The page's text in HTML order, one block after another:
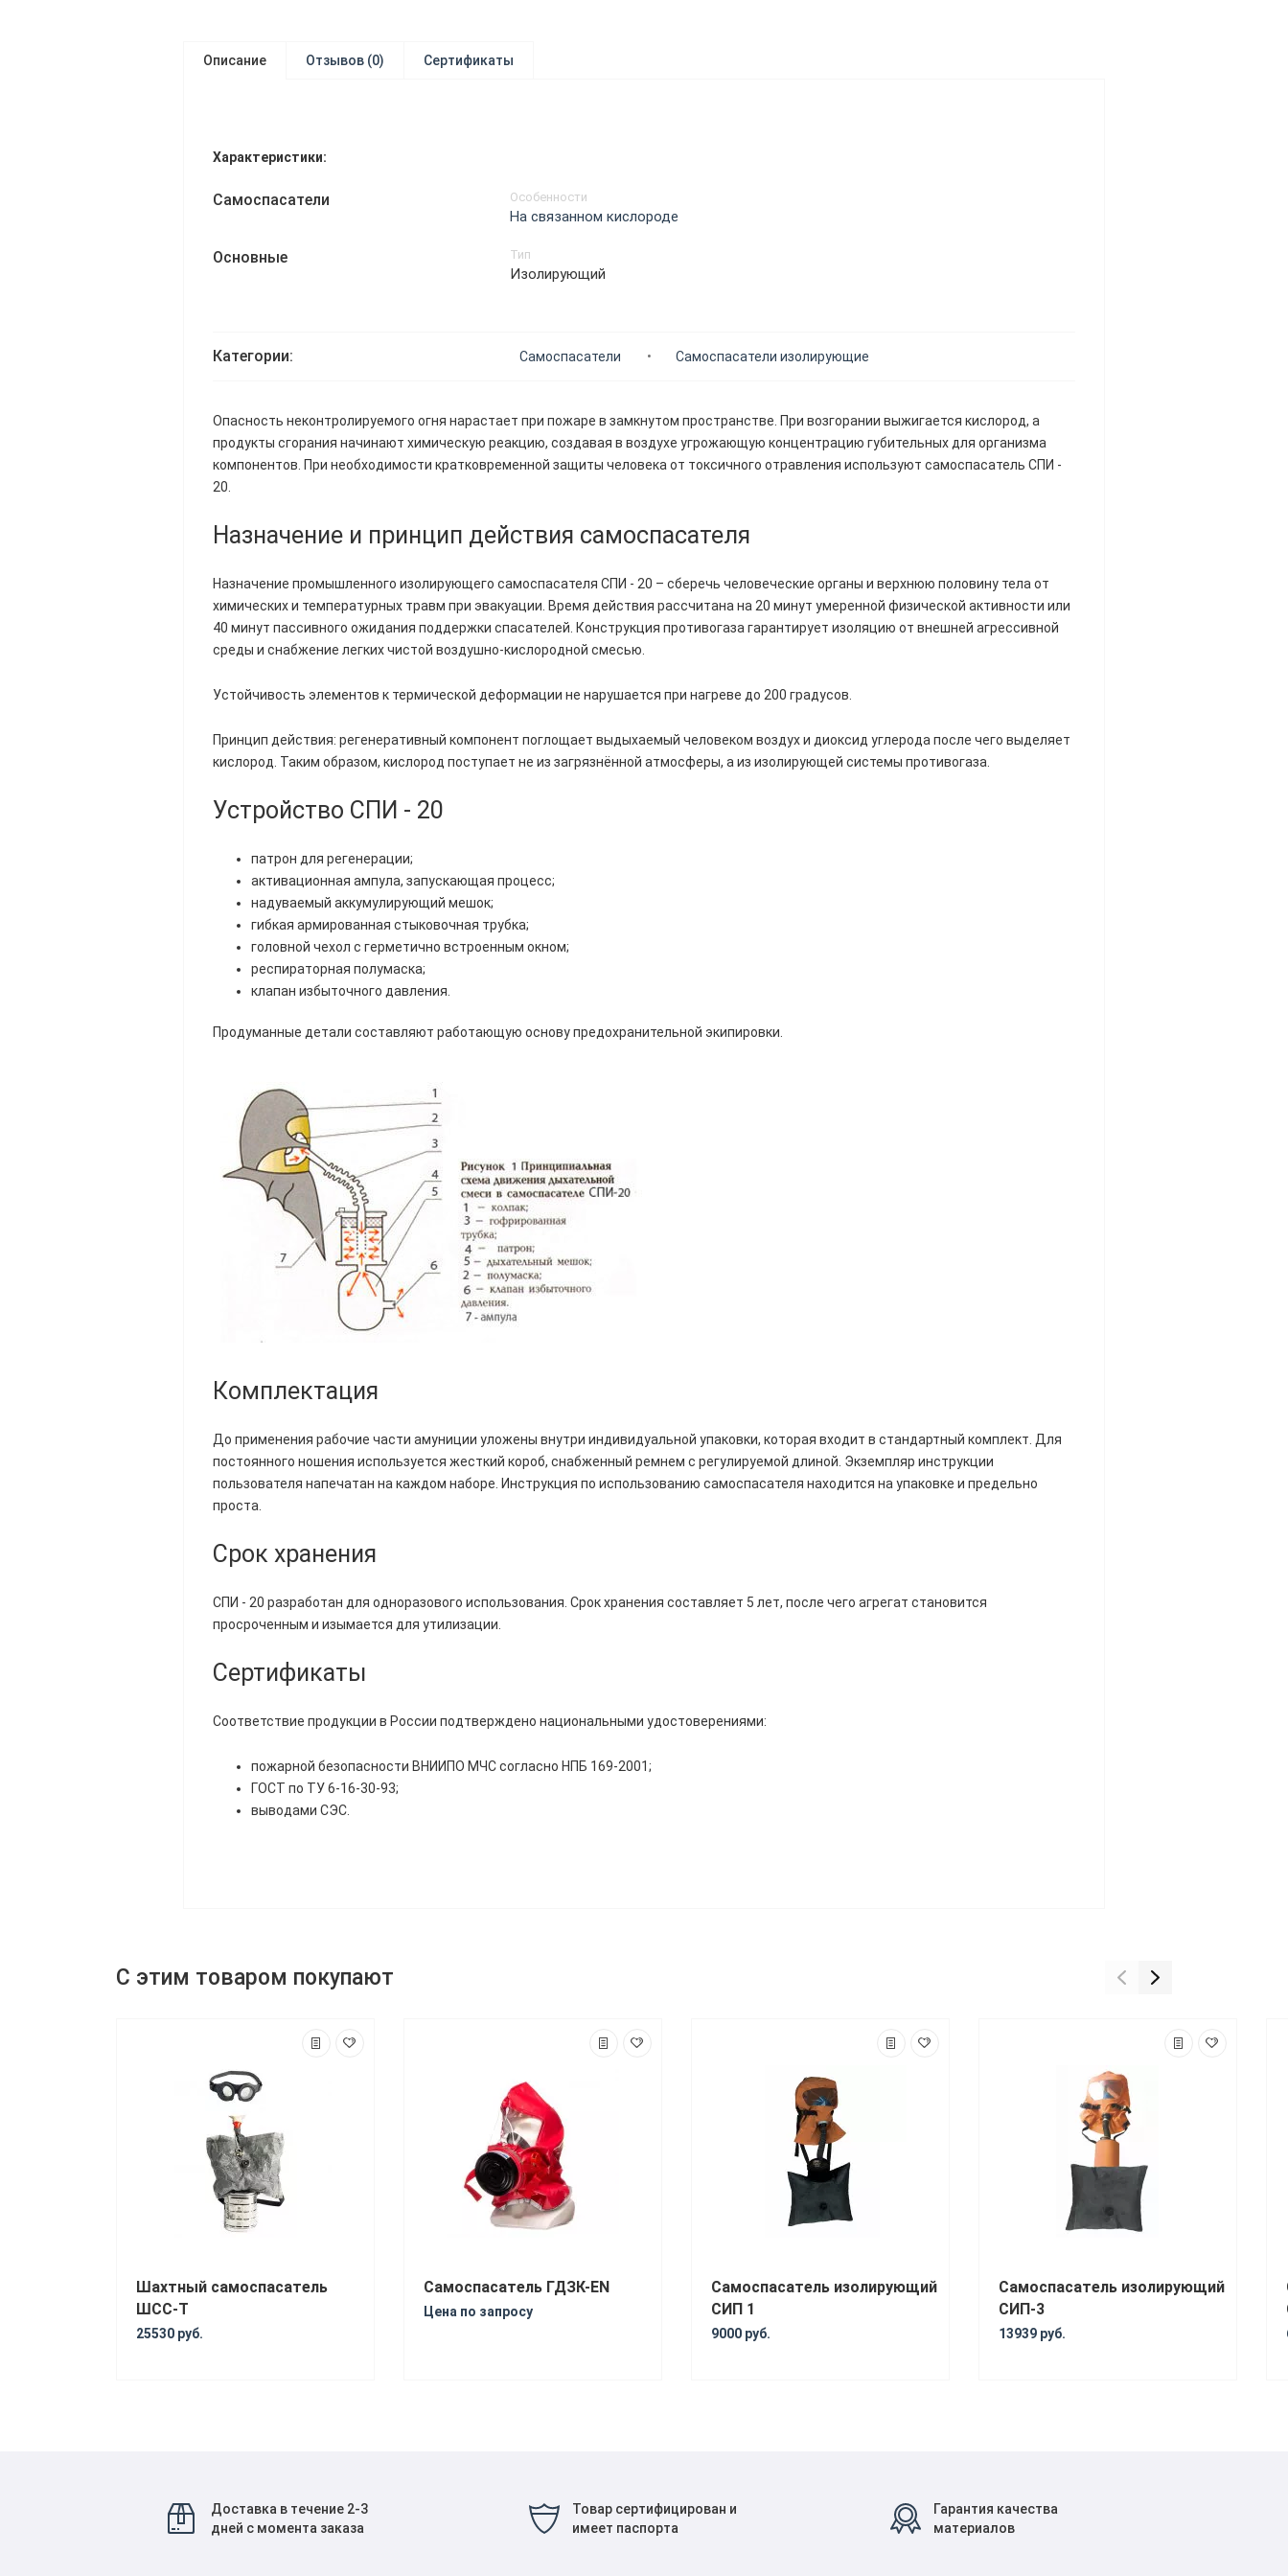
Описание Отзывов (0) Сертификаты
Характеристики:
Самоспасатели Особенности
На связанном кислороде
Основные Тип
Изолирующий
Категории: Самоспасатели Самоспасатели изолирующие
Опасность неконтролируемого огня нарастает при пожаре в замкнутом пространстве. При возгорании выжигается кислород, а
продукты сгорания начинают химическую реакцию, создавая в воздухе угрожающую концентрацию губительных для организма
компонентов. При необходимости кратковременной защиты человека от токсичного отравления используют самоспасатель СПИ -
20.
Назначение и принцип действия самоспасателя
Назначение промышленного изолирующего самоспасателя СПИ - 20 – сберечь человеческие органы и верхнюю половину тела от
химических и температурных травм при эвакуации. Время действия рассчитана на 20 минут умеренной физической активности или
40 минут пассивного ожидания поддержки спасателей. Конструкция противогаза гарантирует изоляцию от внешней агрессивной
среды и снабжение легких чистой воздушно-кислородной смесью.
Устойчивость элементов к термической деформации не нарушается при нагреве до 200 градусов.
Принцип действия: регенеративный компонент поглощает выдыхаемый человеком воздух и диоксид углерода после чего выделяет
кислород. Таким образом, кислород поступает не из загрязнённой атмосферы, а из изолирующей системы противогаза.
Устройство СПИ - 20
патрон для регенерации;
активационная ампула, запускающая процесс;
надуваемый аккумулирующий мешок;
гибкая армированная стыковочная трубка;
головной чехол с герметично встроенным окном;
респираторная полумаска;
клапан избыточного давления.
Продуманные детали составляют работающую основу предохранительной экипировки.
Комплектация
До применения рабочие части амуниции уложены внутри индивидуальной упаковки, которая входит в стандартный комплект. Для
постоянного ношения используется жесткий короб, снабженный ремнем с регулируемой длиной. Экземпляр инструкции
пользователя напечатан на каждом наборе. Инструкция по использованию самоспасателя находится на упаковке и предельно
проста.
Срок хранения
СПИ - 20 разработан для одноразового использования. Срок хранения составляет 5 лет, после чего агрегат становится
просроченным и изымается для утилизации.
Сертификаты
Соответствие продукции в России подтверждено национальными удостоверениями:
пожарной безопасности ВНИИПО МЧС согласно НПБ 169-2001;
ГОСТ по ТУ 6-16-30-93;
выводами СЭС.
С этим товаром покупают
Шахтный самоспасатель
ШСС-Т
25530 руб.
Самоспасатель ГДЗК-EN
Цена по запросу
Самоспасатель изолирующий
СИП 1
9000 руб.
Самоспасатель изолирующий
СИП-3
13939 руб.
Доставка в течение 2-3
дней с момента заказа
Товар сертифицирован и
имеет паспорта
Гарантия качества
материалов